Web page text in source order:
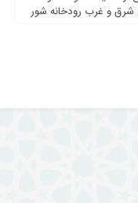
و غرب رودخانه شور